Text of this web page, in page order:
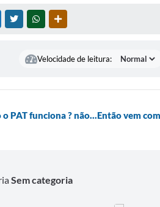
MESSENGER
TWITTERWHATSAPP
Velocidade de leitura:
o PAT funciona ? não...Então vem
Sem categoria